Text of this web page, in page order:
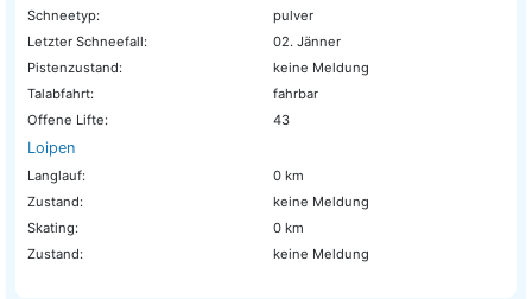
Schneetyp:
pulver
Letzter Schneefall:
02. Jänner
Pistenzustand:
keine Meldung
Talabfahrt:
fahrbar
Offene Lifte:
43
Loipen
Langlauf:
0 km
Zustand:
keine Meldung
Skating:
0 km
Zustand:
keine Meldung